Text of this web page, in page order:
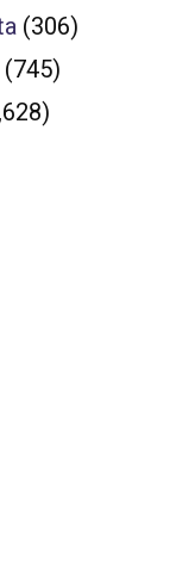
(306)
(745)